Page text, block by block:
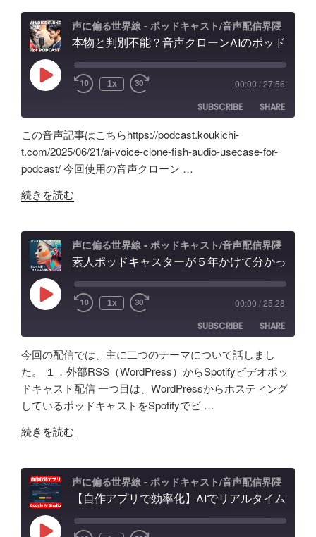
デ
ィ
ン
の
と
試
行
錯
の
記
録"
ャ
ス
配
し
た
ノ
イ
除
去/
音
か
配
信
初
心
向
け
な
え？
ポ
ド
ト
自
作
AI
ー
ル
の
録。
集・
構
成
ま
で！
AI
Studio
イ
声に偏る世界線 - ポッドキャスト/音声配信界隈
Play
Episode 1x 00:00 /27:56
SUBSCRIBE
SHARE
Amazon
Apple Podcasts
RSS
Spotify
RSS FEED
SHARE
LINK
EMBED
この音声記事はこちらhttps://podcast.koukichi-
t.com/2025/06/21/ai-voice-clone-fish-audio-usecase-for-
podcast/ 今回使用の音声クローン …
"本
判
能？
ロ
ー
ン
AI
の
ド
ス
続きを読む
声に偏る世界線 - ポッドキャスト/音声配信界隈
Play
Episode 1x 00:00 /25:28
SUBSCRIBE
SHARE
Amazon
Apple Podcasts
RSS
Spotify
RSS FEED
SHARE
LINK
EMBED
今回の配信では、主に二つのテーマについて話しまし
た。 １．外部RSS（WordPress）からSpotifyビデオポッ
ドキャスト配信 一つ目は、WordPressからホスティング
しているポッドキャストをSpotifyでビ …
"素
ッ
ャ
続きを読む
声に偏る世界線 - ポッドキャスト/音声配信界隈